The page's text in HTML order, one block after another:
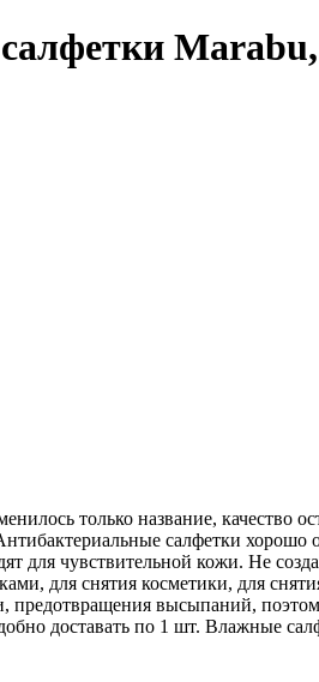
Marabu,
только название,
салфетки
для чувствительной кожи. Не
для снятия косметики, для
высыпаний,
доставать по 1 шт. Влажные